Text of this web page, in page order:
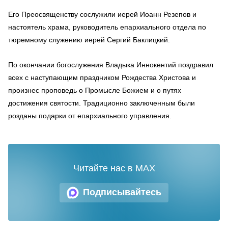
Его Преосвященству сослужили иерей Иоанн Резепов и
настоятель храма, руководитель епархиального отдела по
тюремному служению иерей Сергий Баклицкий.
По окончании богослужения Владыка Иннокентий поздравил
всех с наступающим праздником Рождества Христова и
произнес проповедь о Промысле Божием и о путях
достижения святости. Традиционно заключенным были
розданы подарки от епархиального управления.
Подписывайтесь
Читайте нас в MAX